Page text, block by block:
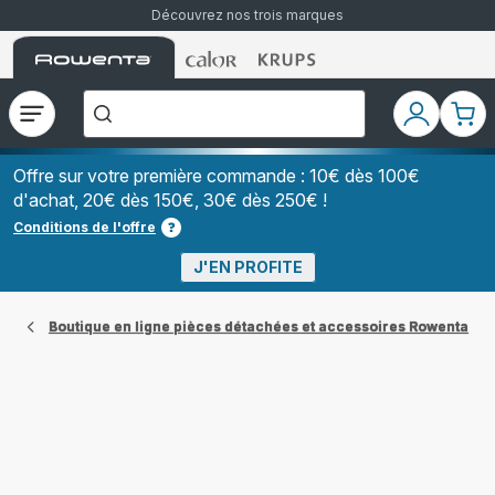
Découvrez nos trois marques
Accueil
Rowenta
Accueil
Rowenta
Accueil
Rowenta
Ouvrir
le
menu
recherchez-
vous
?","Aspirateurs
à
Grains","Centrales
Vapeurs","Sèche
Cheveux"]
Mon
compte
Mon
Offre sur votre première commande : 10€ dès 100€
d'achat, 20€ dès 150€, 30€ dès 250€ !
Conditions de l'offre
J'EN PROFITE
Boutique en ligne pièces détachées et accessoires Rowenta